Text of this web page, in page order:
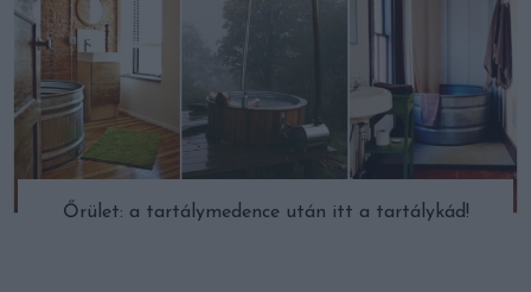
Őrület: a tartálymedence után itt a tartálykád!